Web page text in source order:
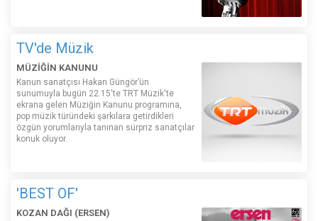
TV'de Müzik
MÜZİĞİN KANUNU
Kanun sanatçısı Hakan Güngör’ün
sunumuyla bugün 22.15'te TRT Müzik'te
ekrana gelen Müziğin Kanunu programına,
pop müzik türündeki şarkılara getirdikleri
özgün yorumlarıyla tanınan sürpriz sanatçılar
konuk oluyor.
'BEST OF'
KOZAN DAĞI (ERSEN)